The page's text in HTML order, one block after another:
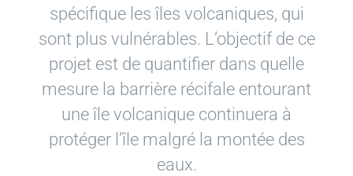
spécifique les îles volcaniques, qui
sont plus vulnérables. L’objectif de ce
projet est de quantifier dans quelle
mesure la barrière récifale entourant
une île volcanique continuera à
protéger l’île malgré la montée des
eaux.